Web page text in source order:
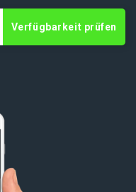
Verfügbarkeit prüfen